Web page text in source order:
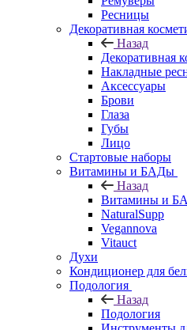
Ресницы
Декоративная
Назад
Декоративная
Накладные
Аксессуары
Брови
Глаза
Губы
Лицо
Стартовые наборы
Витамины и БАДы
Назад
Витамины и
NaturalSupp
Vegannova
Vitauct
Духи
Кондиционер для
Подология
Назад
Подология